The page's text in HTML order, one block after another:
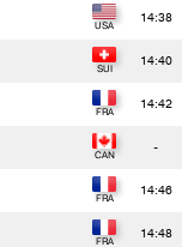
14:38
14:40
14:42
-
14:46
14:48